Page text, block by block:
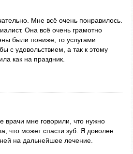
Мне всё очень понравилось.
Она всё очень грамотно
были пониже, то услугами
с удовольствием, а так к этому
как на праздник.
врачи мне говорили, что нужно
что может спасти зуб. Я доволен
на дальнейшее лечение.